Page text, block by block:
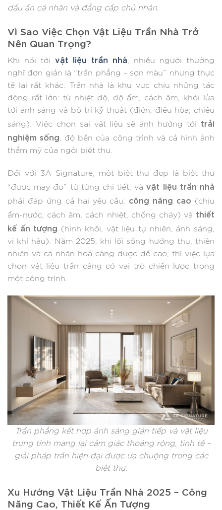
dấu ấn cá nhân và đẳng cấp chủ nhân.
Vì Sao Việc Chọn Vật Liệu Trần Nhà Trở
Nên Quan Trọng?
Khi nói tới vật liệu trần nhà, nhiều người thường
nghĩ đơn giản là “trần phẳng – sơn màu” nhưng thực
tế lại rất khác. Trần nhà là khu vực chịu những tác
động rất lớn: từ nhiệt độ, độ ẩm, cách âm, khói lửa
tới ánh sáng và bố trí kỹ thuật (điện, điều hòa, chiếu
sáng). Việc chọn sai vật liệu sẽ ảnh hưởng tới trải
nghiệm sống, độ bền của công trình và cả hình ảnh
thẩm mỹ của ngôi biệt thự.
Đối với 3A Signature, một biệt thự đẹp là biệt thự
“được may đo” từ từng chi tiết, vàvật liệu trần nhà
phải đáp ứng cả hai yêu cầu: công năng cao (chịu
ẩm-nước, cách âm, cách nhiệt, chống cháy) và thiết
kế ấn tượng (hình khối, vật liệu tự nhiên, ánh sáng,
vi khí hậu). Năm 2025, khi lối sống hưởng thụ, thiên
nhiên và cá nhân hoá càng được đề cao, thì việc lựa
chọn vật liệu trần càng có vai trò chiến lược trong
một công trình.
Trần phẳng kết hợp ánh sáng gián tiếp và vật liệu
trung tính mang lại cảm giác thoáng rộng, tinh tế –
giải pháp trần hiện đại được ưa chuộng trong các
biệt thự.
Xu Hướng Vật Liệu Trần Nhà 2025 – Công
Năng Cao, Thiết Kế Ấn Tượng